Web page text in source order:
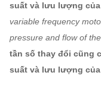
Quạt ly tâm
suất và lưu lượng
variable frequency
pressure and flow of
tần số thay đổi cũng
suất và lưu lượng